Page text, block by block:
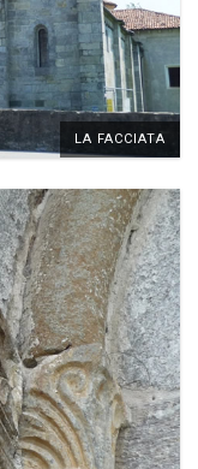
LA FACCIATA